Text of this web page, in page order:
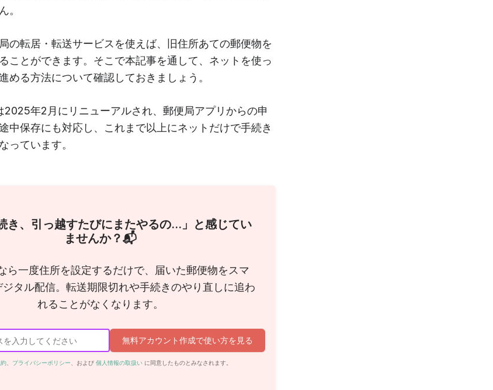
。
の転居・転送サービスを使えば、旧住所あての郵便物を
ことができます。そこで本記事を通して、ネットを使っ
める方法について確認しておきましょう。
2025年2月にリニューアルされ、郵便局アプリからの申
中保存にも対応し、これまで以上にネットだけで手続き
っています。
き、引っ越すたびにまたやるの…」と感じてい
ませんか？📬
ら一度住所を設定するだけで、届いた郵便物をスマ
ジタル配信。転送期限切れや手続きのやり直しに追わ
れることがなくなります。
無料アカウント作成で使い方を見る
、 プライバシーポリシー 、および 個人情報の取扱いに同意したものとみなされます。